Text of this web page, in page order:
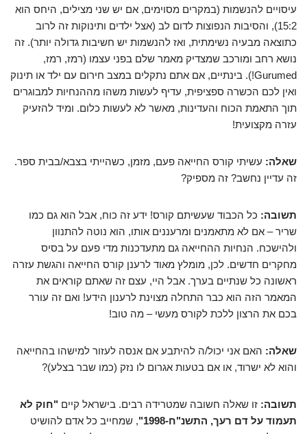
עיסויים להנשמות (במקרים מסוימים, אם יש שני מצילים, היחס הוא
15:2), והסיבות הנפוצות לדום לב (אצל ילדים ותינוקות זה לרוב
כתוצאה מבעיה נשימתית, ואז להנשמות יש חשיבות גדולה יותר). זה
נושא רחב ומורכב שמצדיק מאמר שלם בפני עצמו (רמז, רמז,
Gurumed!). בינתיים, אם אתם נתקלים במצב חירום עם ילד או תינוק
ואין לכם הכשרה ספציפית, עדיף לעשות משהו מההנחיות למבוגרים
תוך התאמת הכוח והעדינות, מאשר לא לעשות כלום. ומיד להזעיק
עזרה מקצועית!
שאלה: עשיתי קורס החייאה פעם, מזמן, כשהייתי בצבא/בבית ספר.
זה עדיין נחשב? זה מספיק?
תשובה: כל הכבוד שעשיתם קורס! ידע זה כוח, אבל הוא גם כמו
שריר – אם לא מתאמנים ומרעננים אותו, הוא נוטה להתנוון
ולהישכח. הנחיות ההחייאה גם מתעדכנות מדי פעם על בסיס
מחקרים חדשים. לכן, מומלץ מאוד לרענן קורס החייאה והגשת עזרה
ראשונה כל שנתיים בערך. אבל היי, עצם זה שאתם קוראים את
המאמר הזה הוא כבר התחלה מצוינת לרענון הידע! ואם זה עורר
בכם את הרצון ללכת לקורס מעשי – מה טוב!
שאלה: האם אני יכול/ה להיתבע אם אנסה לעזור למישהו בהחייאה
והוא לא ישרוד, או אם בטעות אגרום לו נזק (כמו שבר בצלע)?
תשובה: זו שאלה חשובה שמטרידה רבים. בישראל קיים "חוק לא
תעמוד על דם רעך, התשנ"ח-1998"
, שמחייב כל אדם להושיט